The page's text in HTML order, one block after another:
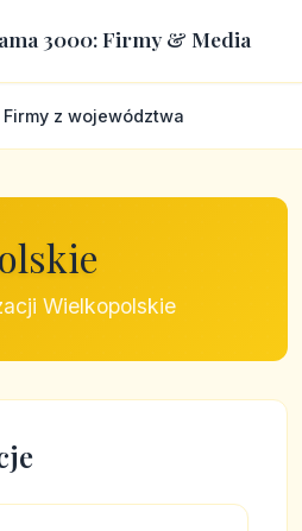
3000: Firmy & Media
Firmy z województwa
Wielkopolskie